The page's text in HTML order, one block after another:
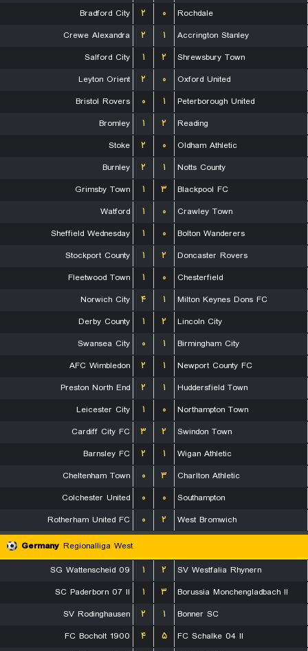
Bradford City
۲ ۰
Rochdale
Crewe Alexandra
۲ ۱
Accrington Stanley
Salford City
۱ ۲
Shrewsbury Town
Leyton Orient
۲ ۰
Oxford United
Bristol Rovers
۰ ۱
Peterborough United
Bromley
۱ ۲
Reading
Stoke
۲ ۰
Oldham Athletic
Burnley
۲ ۱
Notts County
Grimsby Town
۱ ۳
Blackpool FC
Watford
۱ ۰
Crawley Town
Sheffield Wednesday
۱ ۰
Bolton Wanderers
Stockport County
۱ ۲
Doncaster Rovers
Fleetwood Town
۱ ۰
Chesterfield
Norwich City
۴ ۱
Milton Keynes Dons FC
Derby County
۱ ۲
Lincoln City
Swansea City
۰ ۱
Birmingham City
AFC Wimbledon
۲ ۱
Newport County FC
Preston North End
۲ ۱
Huddersfield Town
Leicester City
۱ ۰
Northampton Town
Cardiff City FC
۳ ۲
Swindon Town
Barnsley FC
۲ ۱
Wigan Athletic
Cheltenham Town
۰ ۳
Charlton Athletic
Colchester United
۰ ۰
Southampton
Rotherham United FC
۰ ۲
West Bromwich
Germany Regionalliga West
SG Wattenscheid 09
۱ ۲
SV Westfalia Rhynern
SC Paderborn 07 II
۱ ۳
Borussia Monchengladbach II
SV Rodinghausen
۲ ۱
Bonner SC
FC Bocholt 1900
۴ ۵
FC Schalke 04 II